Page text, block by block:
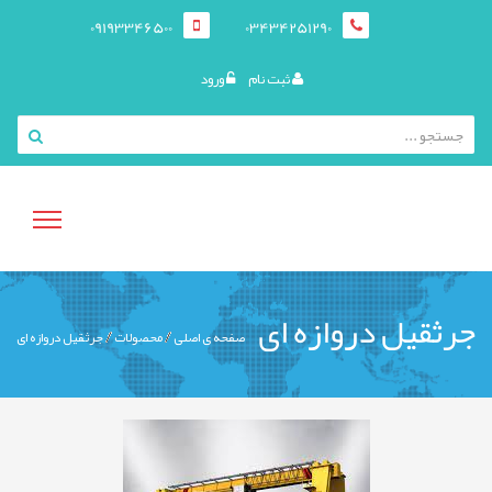
03434251290
09193346500
ثبت نام ورود
منوی
کاربری
جرثقیل دروازه ای صفحه ی اصلی محصولات جرثقیل دروازه ای